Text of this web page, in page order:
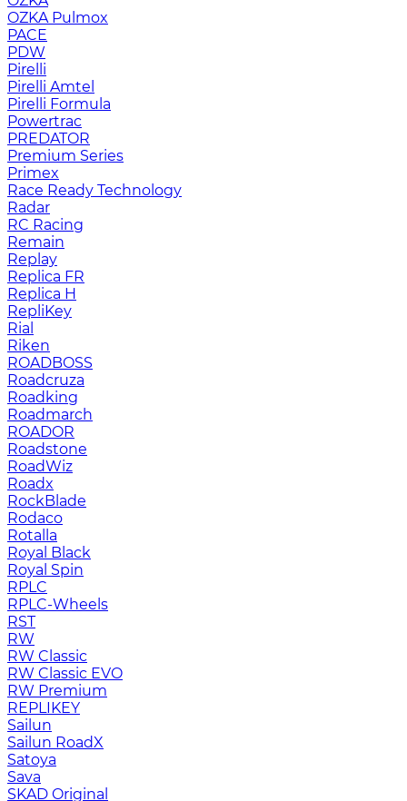
OZKA Pulmox
PACE
PDW
Pirelli
Pirelli Amtel
Pirelli Formula
Powertrac
PREDATOR
Premium Series
Primex
Race Ready Technology
Radar
RC Racing
Remain
Replay
Replica FR
Replica H
RepliKey
Rial
Riken
ROADBOSS
Roadcruza
Roadking
Roadmarch
ROADOR
Roadstone
RoadWiz
Roadx
RockBlade
Rodaco
Rotalla
Royal Black
Royal Spin
RPLC
RPLC-Wheels
RST
RW
RW Classic
RW Classic EVO
RW Premium
RЕPLIKEY
Sailun
Sailun RoadX
Satoya
Sava
SKAD Original